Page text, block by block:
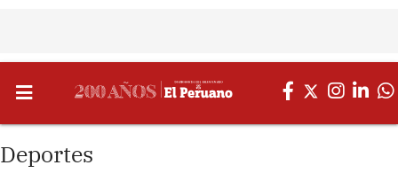
Deportes